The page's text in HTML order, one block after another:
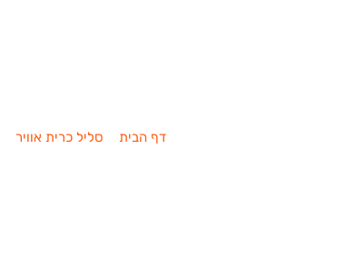
דף הבית סליל כרית אוויר